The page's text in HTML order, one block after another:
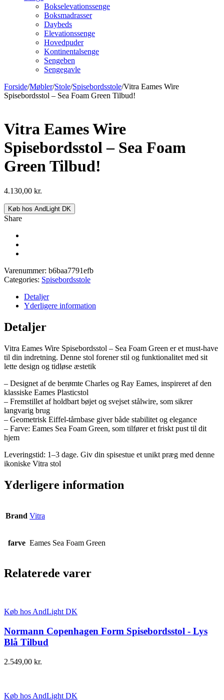
Bokselevationssenge
Boksmadrasser
Daybeds
Elevationssenge
Hovedpuder
Kontinentalsenge
Sengeben
Sengegavle
Forside/Møbler/Stole/Spisebordsstole/Vitra Eames Wire
Spisebordsstol – Sea Foam Green Tilbud!
Vitra Eames Wire
Spisebordsstol – Sea Foam
Green Tilbud!
4.130,00 kr.
Køb hos AndLight DK
Share
Varenummer: b6baa7791efb
Categories: Spisebordsstole
Detaljer
Yderligere information
Detaljer
Vitra Eames Wire Spisebordsstol – Sea Foam Green er et must-have
til din indretning. Denne stol forener stil og funktionalitet med sit
lette design og tidløse æstetik
– Designet af de berømte Charles og Ray Eames, inspireret af den
klassiske Eames Plasticstol
– Fremstillet af holdbart bøjet og svejset stålwire, som sikrer
langvarig brug
– Geometrisk Eiffel-tårnbase giver både stabilitet og elegance
– Farve: Eames Sea Foam Green, som tilfører et friskt pust til dit
hjem
Leveringstid: 1–3 dage. Giv din spisestue et unikt præg med denne
ikoniske Vitra stol
Yderligere information
Brand Vitra
farve Eames Sea Foam Green
Relaterede varer
Køb hos AndLight DK
Normann Copenhagen Form Spisebordsstol - Lys
Blå Tilbud
2.549,00 kr.
Køb hos AndLight DK